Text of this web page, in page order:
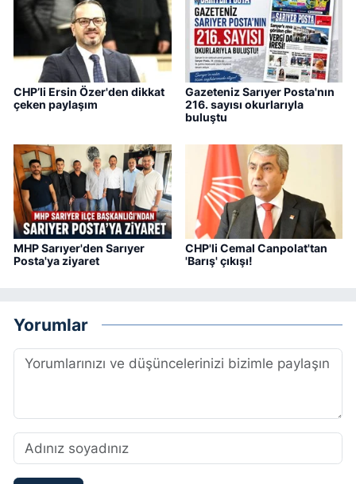
CHP’li Ersin Özer'den dikkat
çeken paylaşım
Gazeteniz Sarıyer Posta'nın
216. sayısı okurlarıyla
buluştu
MHP Sarıyer'den Sarıyer
Posta'ya ziyaret
CHP'li Cemal Canpolat'tan
'Barış' çıkışı!
Yorumlar